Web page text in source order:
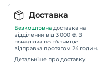
Доставка
Безкоштовна доставка на
відділення від 3 000 ₴. З
понеділка по п'ятницю
відправка протягом 24 годин.
Детальніше про доставку